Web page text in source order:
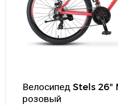
Велосипед Stels
розовый